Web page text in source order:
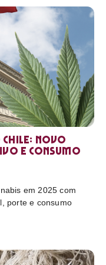
Chile: novo
e consumo
em 2025 com
porte e consumo